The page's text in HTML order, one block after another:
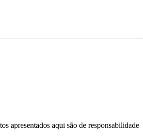
apresentados aqui são de responsabilidade